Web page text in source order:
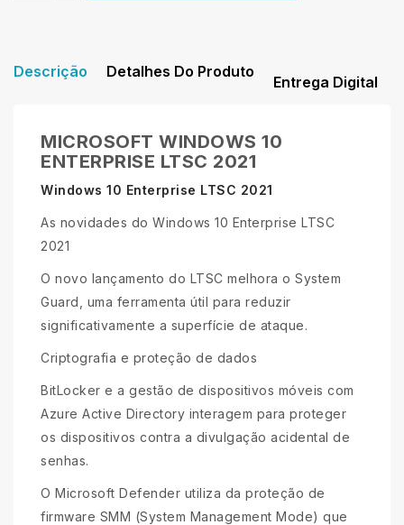
Descrição Detalhes Do Produto
Entrega Digital
MICROSOFT WINDOWS 10
ENTERPRISE LTSC 2021
Windows 10 Enterprise LTSC 2021
As novidades do Windows 10 Enterprise LTSC
2021
O novo lançamento do LTSC melhora o System
Guard, uma ferramenta útil para reduzir
significativamente a superfície de ataque.
Criptografia e proteção de dados
BitLocker e a gestão de dispositivos móveis com
Azure Active Directory interagem para proteger
os dispositivos contra a divulgação acidental de
senhas.
O Microsoft Defender utiliza da proteção de
firmware SMM (System Management Mode) que